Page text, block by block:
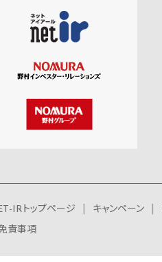
IRトップページ キャンペーン
責事項